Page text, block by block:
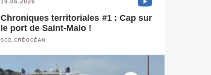
19.06.2026
Chroniques territoriales #1 : Cap sur
le port de Saint-Malo !
SCE,CRÉOCÉAN